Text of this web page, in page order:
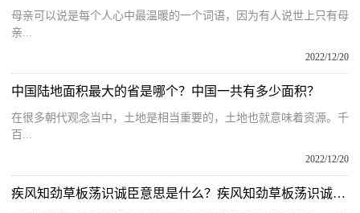
母亲可以说是每个人心中最温暖的一个词语，因为有人说世上只有母
亲...
2022/12/20
中国陆地面积最大的省是哪个？中国一共有多少面积？
在很多朝代观念当中，土地是相当重要的，土地也就意味着资源。千
百...
2022/12/20
疾风知劲草板荡识诚臣意思是什么？疾风知劲草板荡识诚臣全诗赏析